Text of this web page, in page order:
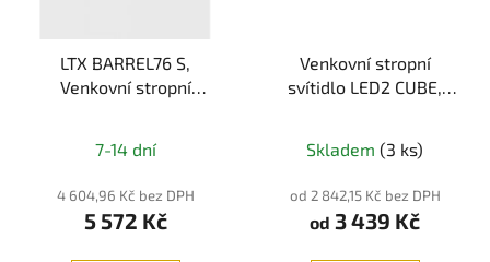
LTX BARREL76 S,
Venkovní stropní
Šedá
7-14 dní
4 604,96 Kč bez DPH
5 572 Kč
Venkovní stropní
svítidlo LED2 CUBE,
hodnocení
produktu
je
Skladem (3 ks)
od 2 842,15 Kč bez DPH
od 3 439 Kč